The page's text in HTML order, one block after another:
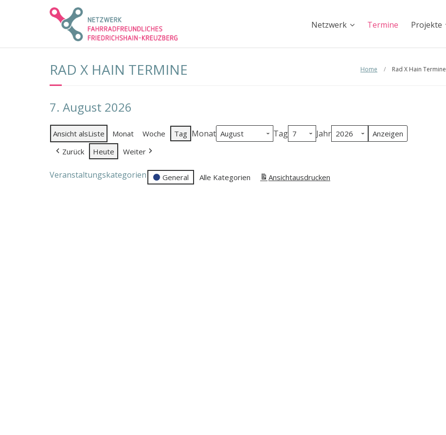
Netzwerk Termine Projekte
RAD X HAIN TERMINE Home / Rad X Hain Termine
7. August 2026
Ansicht alsListe Monat Woche Tag Monat Tag Jahr
Zurück Heute Weiter
Veranstaltungskategorien General Alle Kategorien Ansichtausdrucken